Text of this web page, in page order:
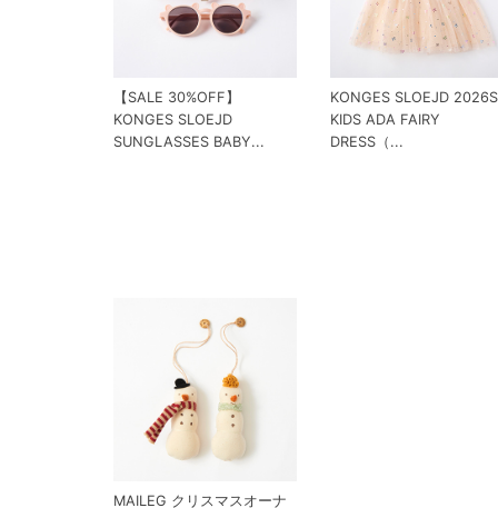
【SALE 30%OFF】
KONGES SLOEJD
SUNGLASSES BABY...
KONGES SLOEJD
KIDS ADA FAIRY
DRESS（...
MAILEG クリスマスオーナ